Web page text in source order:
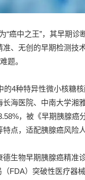
癌中之王”，其早期
、无创的早期检测
题。
4种特异性微小核糖
医院、中南大学湘
，被《早期胰腺
点，适配胰腺癌风险
生物早期胰腺癌精
FDA）突破性医疗器